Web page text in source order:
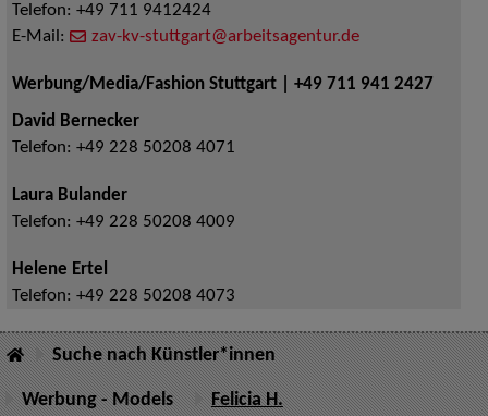
Telefon: +49 711 9412424
E-Mail:
zav-kv-stuttgart@arbeitsagentur.de
Werbung/Media/Fashion Stuttgart | +49 711 941 2427
David Bernecker
Telefon: +49 228 50208 4071
Laura Bulander
Telefon: +49 228 50208 4009
Helene Ertel
Telefon: +49 228 50208 4073
Suche nach Künstler*innen
Werbung - Models Felicia H.